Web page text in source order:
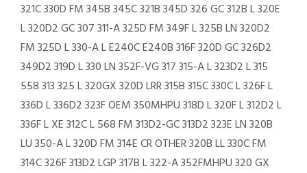
321C 330D FM 345B 345C 321B 345D 326 GC 312B L 320E
L 320D2 GC 307 311-A 325D FM 349F L 325B LN 320D2
FM 325D L 330-A L E240C E240B 316F 320D GC 326D2
349D2 319D L 330 LN 352F-VG 317 315-A L 323D2 L 315
558 313 325 L 320GX 320D LRR 315B 315C 330C L 326F L
336D L 336D2 323F OEM 350MHPU 318D L 320F L 312D2 L
336F L XE 312C L 568 FM 313D2-GC 313D2 323E LN 320B
LU 350-A L 320D FM 314E CR OTHER 320B LL 330C FM
314C 326F 313D2 LGP 317B L 322-A 352FMHPU 320 GX